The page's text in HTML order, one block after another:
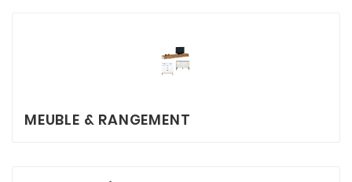
MEUBLE & RANGEMENT